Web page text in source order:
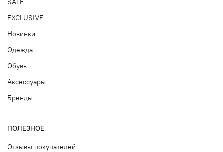
SALE
EXCLUSIVE
Новинки
Одежда
Обувь
Аксессуары
Бренды
ПОЛЕЗНОЕ
Отзывы покупателей